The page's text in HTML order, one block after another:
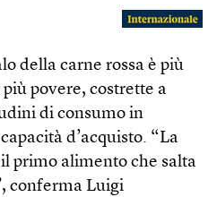
della carne rossa è più
povere, costrette a
di consumo in
d’acquisto. “La
primo alimento che salta
conferma Luigi